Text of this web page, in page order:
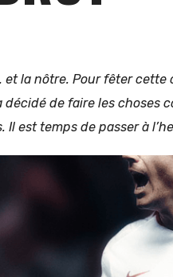
et la nôtre. Pour fêter cette
de faire les choses
est temps de passer à